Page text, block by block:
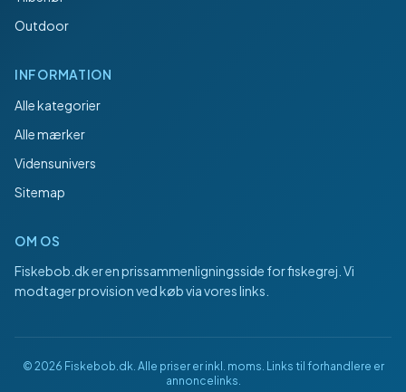
Outdoor
INFORMATION
Alle kategorier
Alle mærker
Vidensunivers
Sitemap
OM OS
Fiskebob.dker en prissammenligningsside for fiskegrej. Vi
modtager provision ved køb via vores links.
© 2026 Fiskebob.dk. Alle priser er inkl. moms. Links til forhandlere er
annoncelinks.